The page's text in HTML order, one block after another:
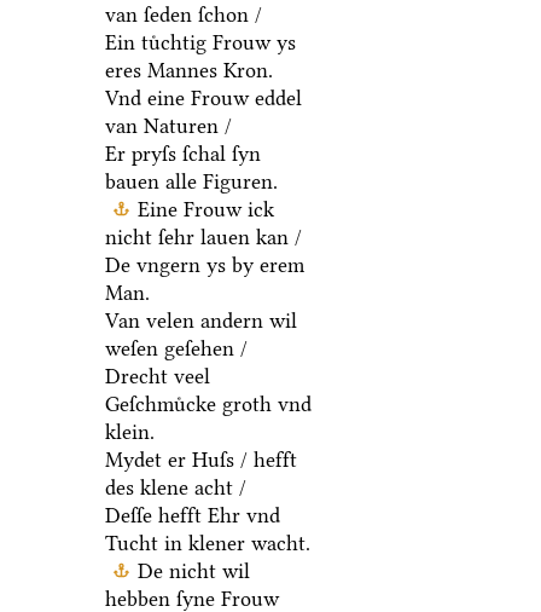
van ſeden ſchon /
Ein tuͤchtig Frouw ys
eres Mannes Kron.
Vnd eine Frouw eddel
van Naturen /
Er pryſs ſchal ſyn
bauen alle Figuren.
Eine Frouw ick
nicht ſehr lauen kan /
De vngern ys by erem
Man.
Van velen andern wil
weſen geſehen /
Drecht veel
Geſchmuͤcke groth vnd
klein.
Mydet er Huſs / hefft
des klene acht /
Deſſe hefft Ehr vnd
Tucht in klener wacht.
De nicht wil
hebben ſyne Frouw